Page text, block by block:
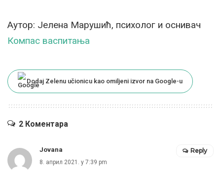
Аутор: Јелена Марушић, психолог и оснивач
Компас васпитања
Dodaj Zelenu učionicu kao omiljeni izvor na Google-u
2 Коментара
Jovana
8. април 2021. у 7:39 pm
Reply